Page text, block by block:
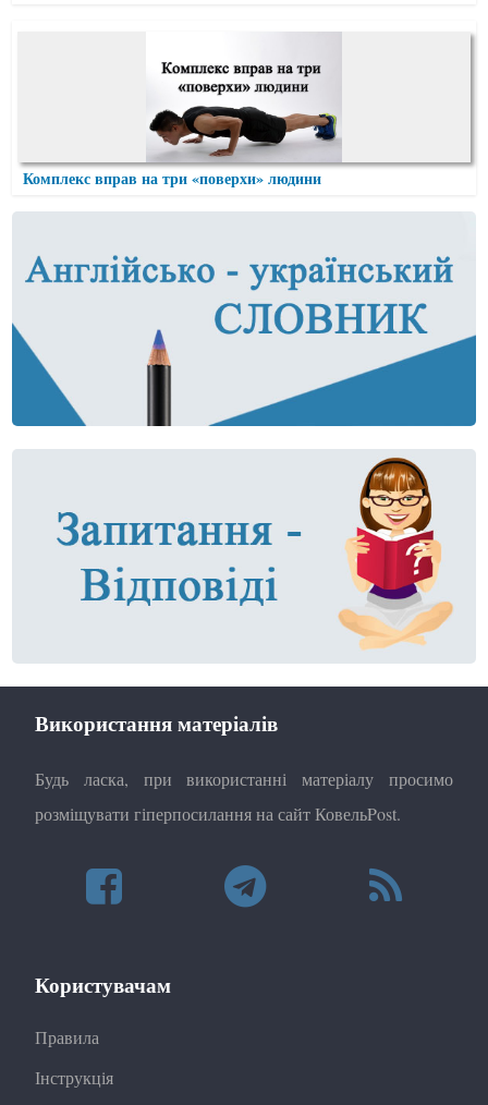
Комплекс вправ на три «поверхи» людини
Використання матеріалів
Будь ласка, при використанні матеріалу просимо
розміщувати гіперпосилання на сайт КовельPost.
Користувачам
Правила
Інструкція